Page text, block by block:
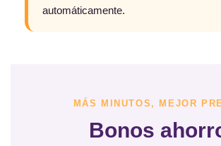
automáticamente.
MÁS MINUTOS, MEJOR
Bonos